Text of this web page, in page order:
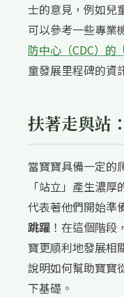
士的意見，例如兒
可以參考一些專業
防中心（CDC）的
童發展里程碑的資
扶著走與站
當寶寶具備一定的
「站立」產生濃
代表著他們開始準
跳躍 ！在這個階
寶更順利地發展相
說明如何幫助寶寶
下基礎。